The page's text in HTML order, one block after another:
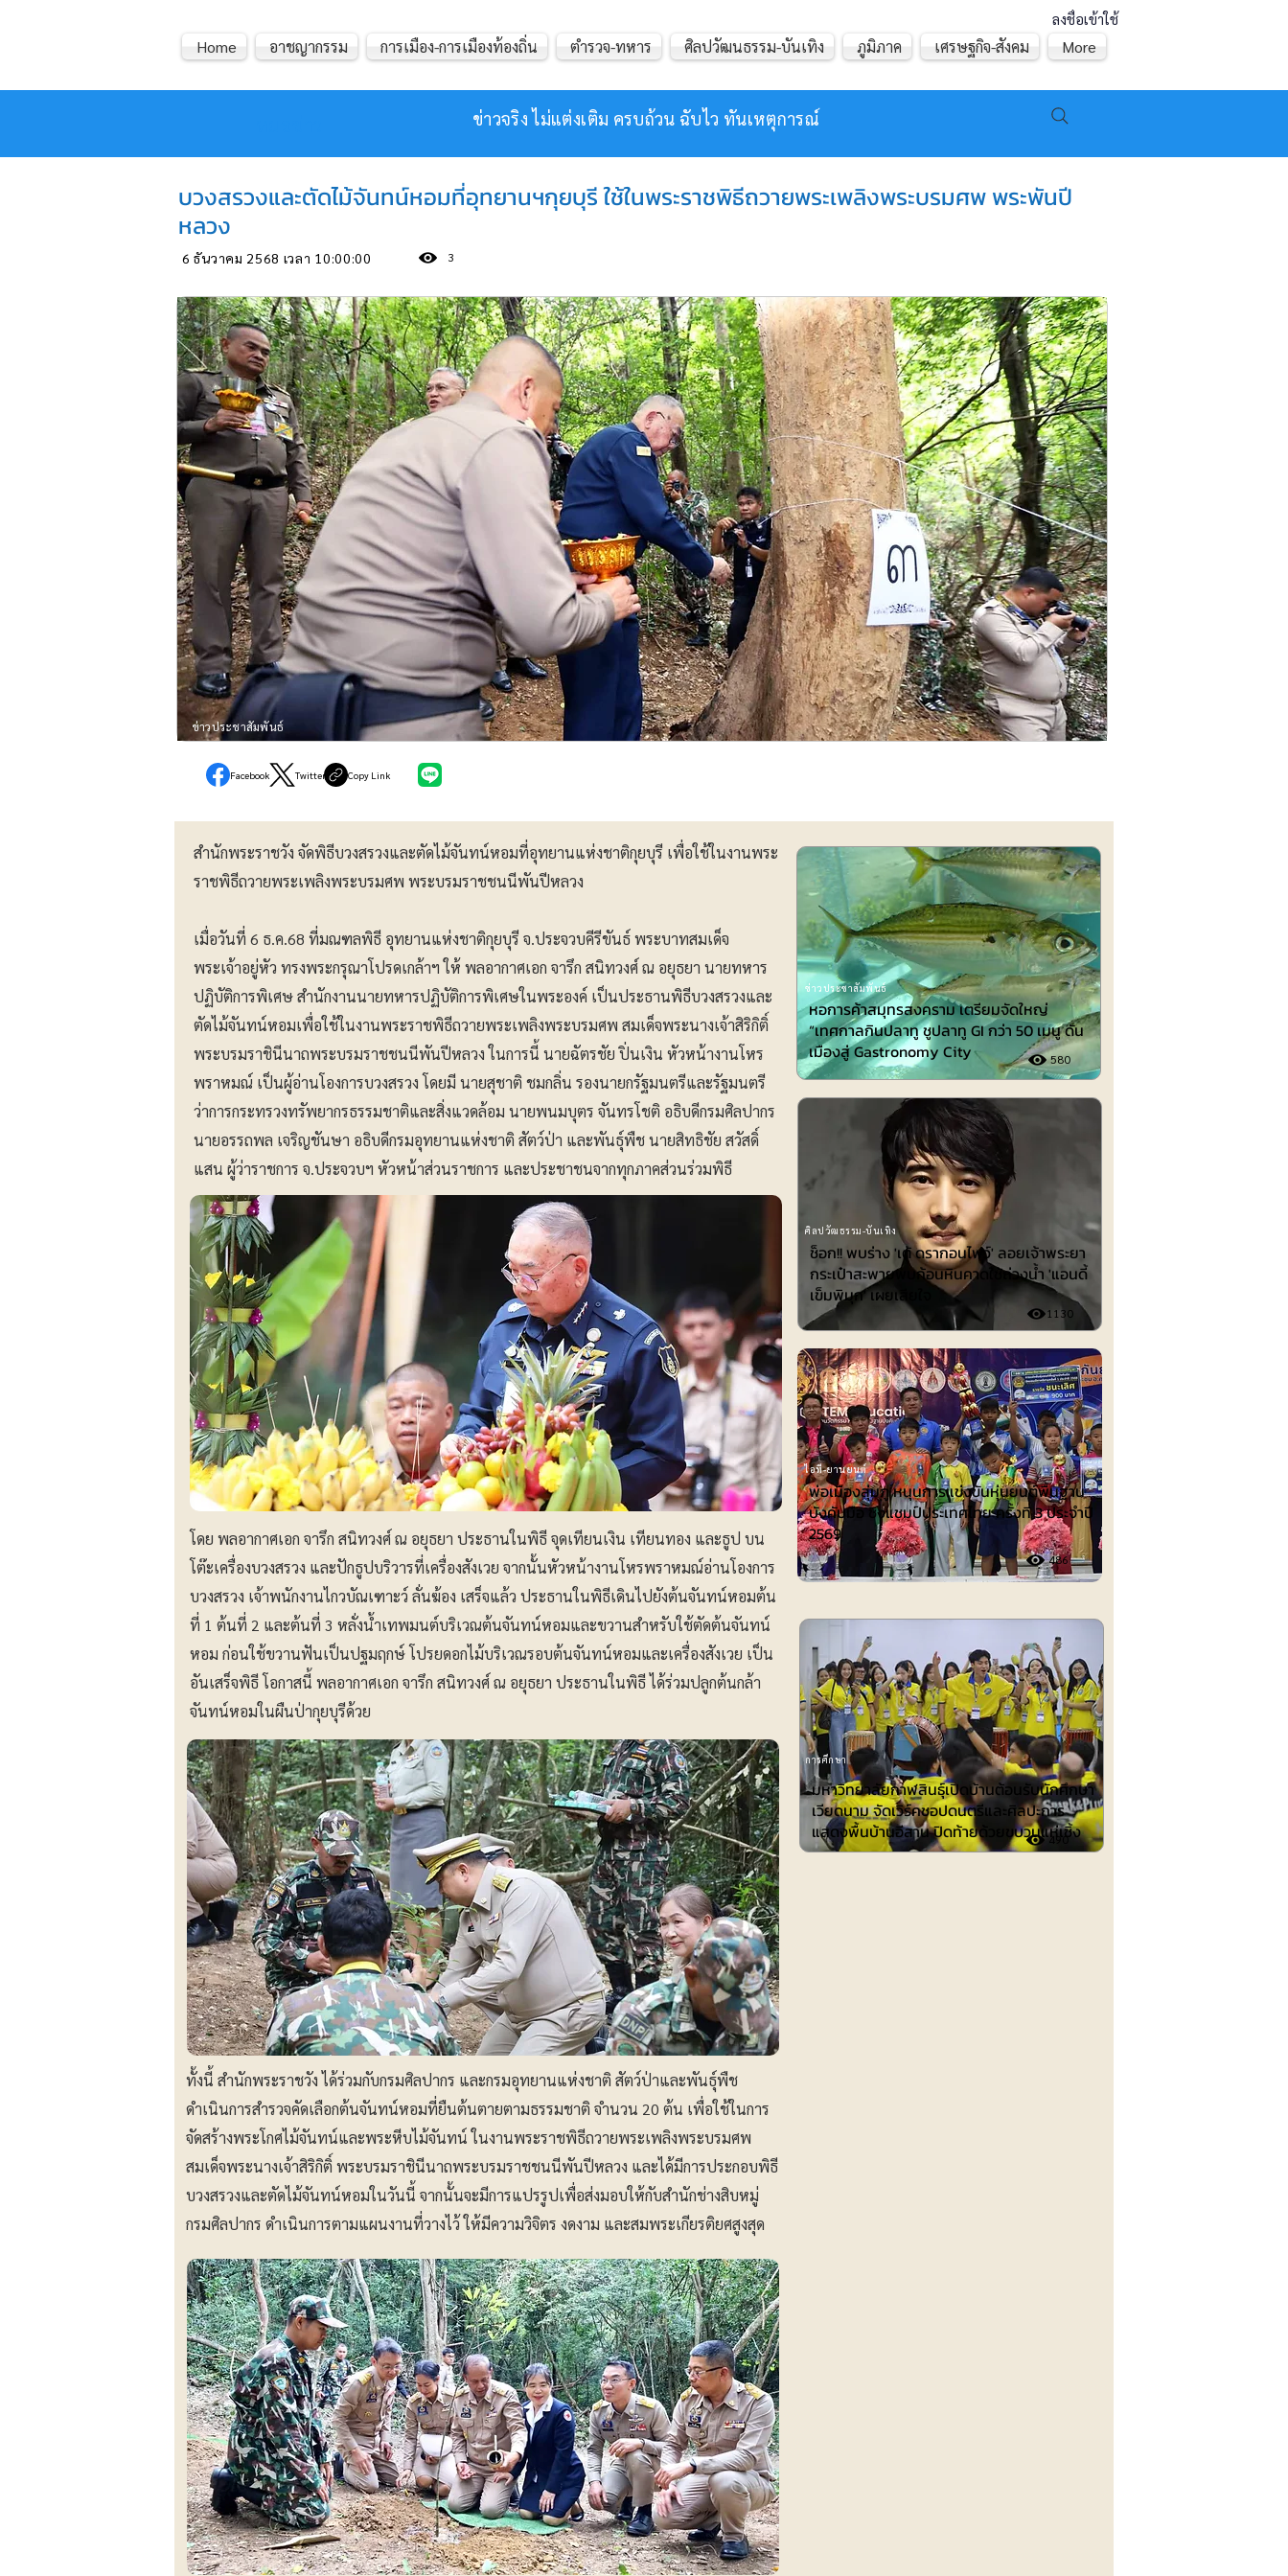
ลงชื่อเข้าใช้
ข่าวจริง ไม่แต่งเติม ครบถ้วน ฉับไว ทันเหตุการณ์
Home อาชญากรรม การเมือง-การเมืองท้องถิ่น ตำรวจ-ทหาร ศิลปวัฒนธรรม-บันเทิง ภูมิภาค เศรษฐกิจ-สังคม More
บวงสรวงและตัดไม้จันทน์หอมที่อุทยานฯกุยบุรี ใช้ในพระราชพิธีถวายพระเพลิงพระบรมศพ พระพันปี
หลวง
6 ธันวาคม 2568 เวลา 10:00:00 3
ข่าวประชาสัมพันธ์
Facebook Twitter Copy Link
สำนักพระราชวัง จัดพิธีบวงสรวงและตัดไม้จันทน์หอมที่อุทยานแห่งชาติกุยบุรี เพื่อใช้ในงานพระ
ราชพิธีถวายพระเพลิงพระบรมศพ พระบรมราชชนนีพันปีหลวง
เมื่อวันที่ 6 ธ.ค.68 ที่มณฑลพิธี อุทยานแห่งชาติกุยบุรี จ.ประจวบคีรีขันธ์ พระบาทสมเด็จ
พระเจ้าอยู่หัว ทรงพระกรุณาโปรดเกล้าฯ ให้ พลอากาศเอก จารึก สนิทวงศ์ ณ อยุธยา นายทหาร
ปฏิบัติการพิเศษ สำนักงานนายทหารปฏิบัติการพิเศษในพระองค์ เป็นประธานพิธีบวงสรวงและ
ตัดไม้จันทน์หอมเพื่อใช้ในงานพระราชพิธีถวายพระเพลิงพระบรมศพ สมเด็จพระนางเจ้าสิริกิติ์
พระบรมราชินีนาถพระบรมราชชนนีพันปีหลวง ในการนี้ นายฉัตรชัย ปิ่นเงิน หัวหน้างานโหร
พราหมณ์ เป็นผู้อ่านโองการบวงสรวง โดยมี นายสุชาติ ชมกลิ่น รองนายกรัฐมนตรีและรัฐมนตรี
ว่าการกระทรวงทรัพยากรธรรมชาติและสิ่งแวดล้อม นายพนมบุตร จันทรโชติ อธิบดีกรมศิลปากร
นายอรรถพล เจริญชันษา อธิบดีกรมอุทยานแห่งชาติ สัตว์ป่า และพันธุ์พืช นายสิทธิชัย สวัสดิ์
แสน ผู้ว่าราชการ จ.ประจวบฯ หัวหน้าส่วนราชการ และประชาชนจากทุกภาคส่วนร่วมพิธี
โดย พลอากาศเอก จารึก สนิทวงศ์ ณ อยุธยา ประธานในพิธี จุดเทียนเงิน เทียนทอง และธูป บน
โต๊ะเครื่องบวงสรวง และปักธูปบริวารที่เครื่องสังเวย จากนั้นหัวหน้างานโหรพราหมณ์อ่านโองการ
บวงสรวง เจ้าพนักงานไกวบัณเฑาะว์ ลั่นฆ้อง เสร็จแล้ว ประธานในพิธีเดินไปยังต้นจันทน์หอมต้น
ที่ 1 ต้นที่ 2 และต้นที่ 3 หลั่งน้ำเทพมนต์บริเวณต้นจันทน์หอมและขวานสำหรับใช้ตัดต้นจันทน์
หอม ก่อนใช้ขวานฟันเป็นปฐมฤกษ์ โปรยดอกไม้บริเวณรอบต้นจันทน์หอมและเครื่องสังเวย เป็น
อันเสร็จพิธี โอกาสนี้ พลอากาศเอก จารึก สนิทวงศ์ ณ อยุธยา ประธานในพิธี ได้ร่วมปลูกต้นกล้า
จันทน์หอมในผืนป่ากุยบุรีด้วย
ทั้งนี้ สำนักพระราชวัง ได้ร่วมกับกรมศิลปากร และกรมอุทยานแห่งชาติ สัตว์ป่าและพันธุ์พืช
ดำเนินการสำรวจคัดเลือกต้นจันทน์หอมที่ยืนต้นตายตามธรรมชาติ จำนวน 20 ต้น เพื่อใช้ในการ
จัดสร้างพระโกศไม้จันทน์และพระหีบไม้จันทน์ ในงานพระราชพิธีถวายพระเพลิงพระบรมศพ
สมเด็จพระนางเจ้าสิริกิติ์ พระบรมราชินีนาถพระบรมราชชนนีพันปีหลวง และได้มีการประกอบพิธี
บวงสรวงและตัดไม้จันทน์หอมในวันนี้ จากนั้นจะมีการแปรรูปเพื่อส่งมอบให้กับสำนักช่างสิบหมู่
กรมศิลปากร ดำเนินการตามแผนงานที่วางไว้ ให้มีความวิจิตร งดงาม และสมพระเกียรติยศสูงสุด
หอการค้าสมุทรสงคราม เตรียมจัดใหญ่
“เทศกาลกินปลาทู ชูปลาทู GI กว่า 50 เมนู ดัน
เมืองสู่ Gastronomy City
580
ข่าวประชาสัมพันธ์
ช็อก!! พบร่าง 'เต้ ดรากอนไฟว์' ลอยเจ้าพระยา
กระเป๋าสะพายพบก้อนหินคาดใช้ถ่วงน้ำ 'แอนดี้
เข็มพิมุก' เผยเสียใจ
1130
ศิลปวัฒธรรม-บันเทิง
ไอที-ยานยนต์
พ่อเมืองลุ่มภู หนุนการแข่งขันหุ่นยนต์พื้นฐาน
บังคับมือ ชิงแชมป์ประเทศไทย ครั้งที่ 3 ประจำปี
2569
486
การศึกษา
มหาวิทยาลัยกาฬสินธุ์เปิดบ้านต้อนรับนักศึกษา
เวียดนาม จัดเวิร์คชอปดนตรีและศิลปะการ
แสดงพื้นบ้านอีสาน ปิดท้ายด้วยขบวนแห่เซิ้ง
490